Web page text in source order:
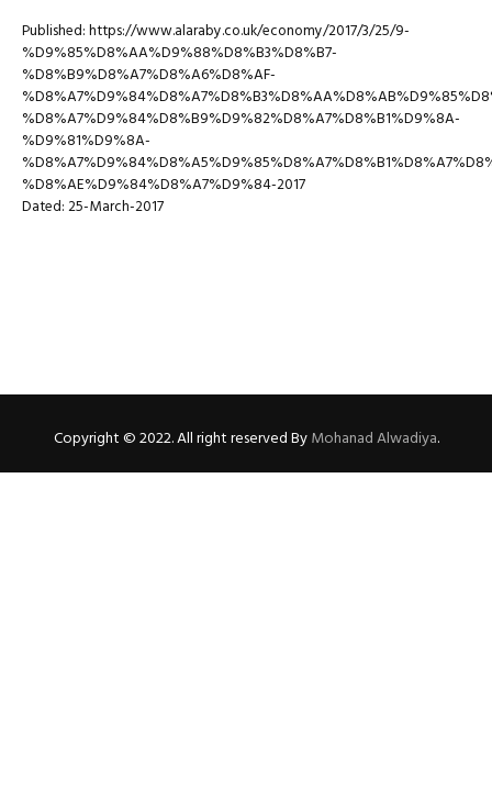
Published: https://www.alaraby.co.uk/economy/2017/3/25/9-
%D9%85%D8%AA%D9%88%D8%B3%D8%B7-
%D8%B9%D8%A7%D8%A6%D8%AF-
%D8%A7%D9%84%D8%B9%D9%82%D8%A7%D8%B1%D9%8A-
%D9%81%D9%8A-
%D8%AE%D9%84%D8%A7%D9%84-2017
Dated: 25-March-2017
Copyright © 2022. All right reserved ByMohanad Alwadiya.